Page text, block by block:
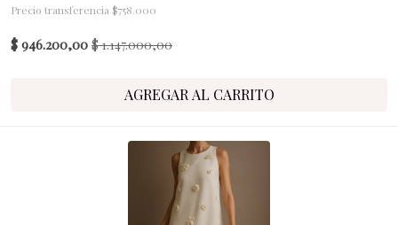
Precio transferencia $758.000
$ 946.200,00 $ 1.147.000,00
AGREGAR AL CARRITO